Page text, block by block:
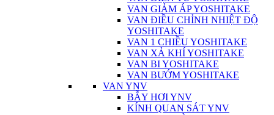
VAN GIẢM ÁP YOSHITAKE
VAN ĐIỀU CHỈNH NHIỆT ĐỘ
YOSHITAKE
VAN 1 CHIỀU YOSHITAKE
VAN XẢ KHÍ YOSHITAKE
VAN BI YOSHITAKE
VAN BƯỚM YOSHITAKE
VAN YNV
BẪY HƠI YNV
KÍNH QUAN SÁT YNV